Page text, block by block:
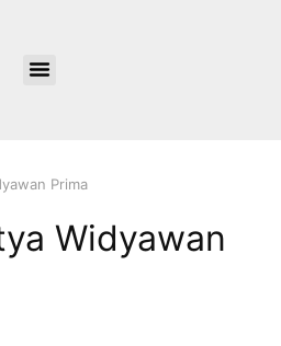
Prima
Widyawan